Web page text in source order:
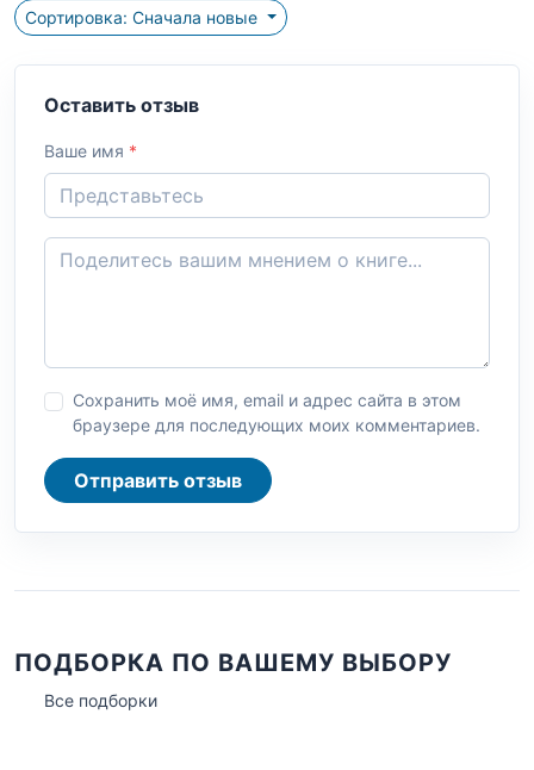
Сортировка: Сначала новые
Оставить отзыв
Ваше имя *
Сохранить моё имя, email и адрес сайта в этом
браузере для последующих моих комментариев.
Отправить отзыв
ПОДБОРКА ПО ВАШЕМУ ВЫБОРУ
Все подборки